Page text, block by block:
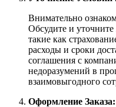
Внимательно
Обсудите и
такие как
расходы и сроки
соглашения с
недоразумений в
взаимовыгодного
Оформление Заказа: